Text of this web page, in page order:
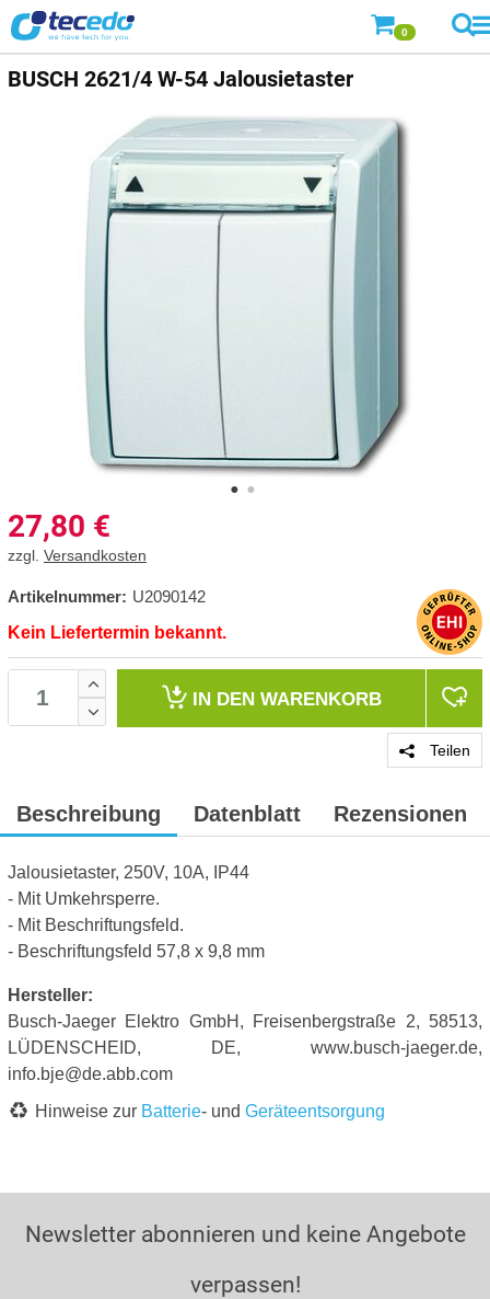
0
BUSCH 2621/4 W-54 Jalousietaster
27,80 €
zzgl. Versandkosten
Artikelnummer: U2090142
Kein Liefertermin bekannt.
IN DEN WARENKORB
Teilen
Beschreibung Datenblatt Rezensionen
Jalousietaster, 250V, 10A, IP44
- Mit Umkehrsperre.
- Mit Beschriftungsfeld.
- Beschriftungsfeld 57,8 x 9,8 mm
Hersteller:
Busch-Jaeger Elektro GmbH, Freisenbergstraße 2, 58513,
LÜDENSCHEID, DE, www.busch-jaeger.de,
info.bje@de.abb.com
Hinweise zur Batterie- und Geräteentsorgung
Newsletter abonnieren und keine Angebote
verpassen!